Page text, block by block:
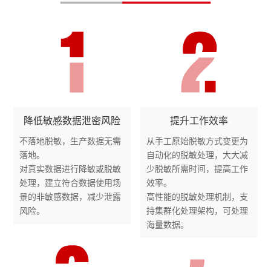
降低敏感数据泄密风险
不落地脱敏，生产数据无需
落地。
对真实数据进行降敏或脱敏
处理，建立符合数据使用场
景的非敏感数据，减少泄露
风险。
提升工作效率
从手工原始脱敏方式变更为
自动化的脱敏处理，大大减
少脱敏所需时间，提高工作
效率。
高性能的脱敏处理机制，支
持集群化处理架构，可处理
海量数据。